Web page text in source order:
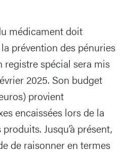
médicament doit
prévention des pénuries
registre spécial sera mis
2025. Son budget
provient
encaissées lors de la
Jusqu’à présent,
de raisonner en termes